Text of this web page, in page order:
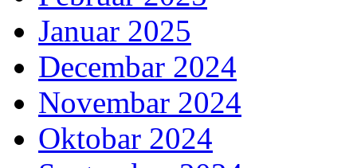
Januar 2025
Decembar 2024
Novembar 2024
Oktobar 2024